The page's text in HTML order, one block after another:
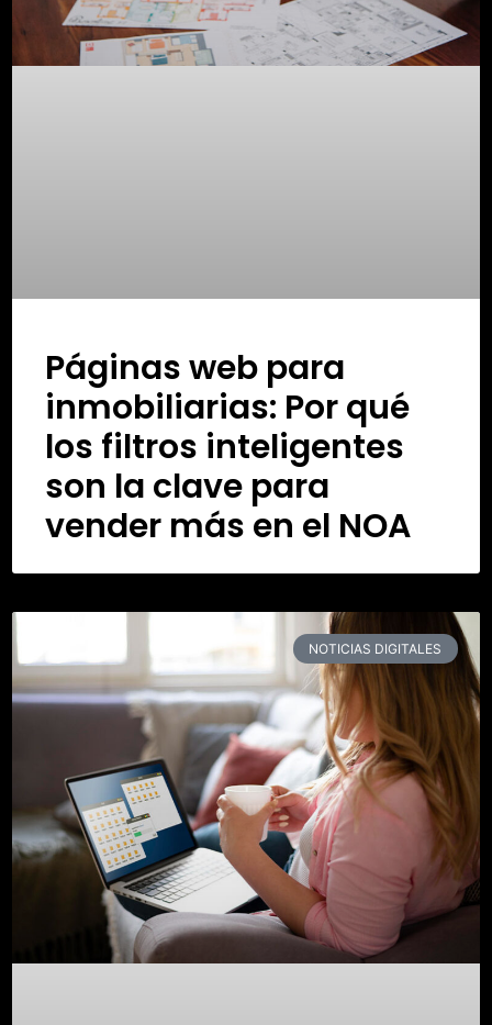
Páginas web para
inmobiliarias: Por qué
los filtros inteligentes
son la clave para
vender más en el NOA
NOTICIAS DIGITALES